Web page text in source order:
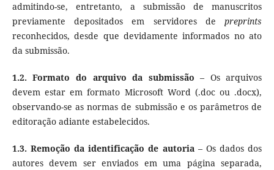
admitindo-se, entretanto, a submissão de manuscritos
previamente depositados em servidores depreprints
reconhecidos, desde que devidamente informados no ato
da submissão.
1.2. Formato do arquivo da submissão – Os arquivos
devem estar em formato Microsoft Word (.doc ou .docx),
observando-se as normas de submissão e os parâmetros de
editoração adiante estabelecidos.
1.3. Remoção da identificação de autoria– Os dados dos
autores devem ser enviados em uma página separada,